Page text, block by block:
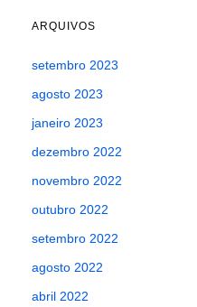
ARQUIVOS
setembro 2023
agosto 2023
janeiro 2023
dezembro 2022
novembro 2022
outubro 2022
setembro 2022
agosto 2022
abril 2022